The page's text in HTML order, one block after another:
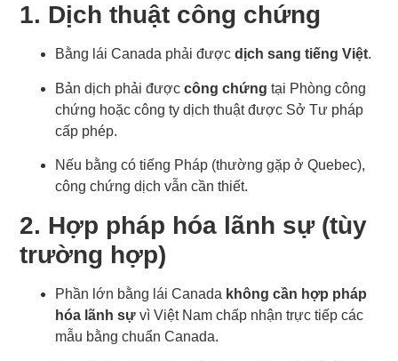
1. Dịch thuật công chứng
Bằng lái Canada phải được dịch sang tiếng Việt.
Bản dịch phải được công chứng tại Phòng công
chứng hoặc công ty dịch thuật được Sở Tư pháp
cấp phép.
Nếu bằng có tiếng Pháp (thường gặp ở Quebec),
công chứng dịch vẫn cần thiết.
2. Hợp pháp hóa lãnh sự (tùy
trường hợp)
Phần lớn bằng lái Canada không cần hợp pháp
hóa lãnh sự vì Việt Nam chấp nhận trực tiếp các
mẫu bằng chuẩn Canada.